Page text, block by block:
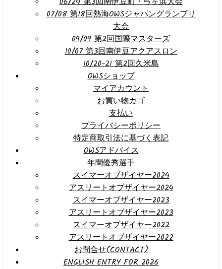
07/08 第18回熱海OWSジャパングランプリ
大会
09/09 第2回国際マスターズ
10/07 第3回南伊豆アクアスロン
10/20-21 第2回久米島
OWSショップ
マイアカウント
お買い物カゴ
支払い
プライバシーポリシー
特定商取引法に基づく表記
OWSアドバイス
年間優秀選手
スイマーオブザイヤー2024
アスリートオブザイヤー2024
スイマーオブザイヤー2023
アスリートオブザイヤー2023
スイマーオブザイヤー2022
アスリートオブザイヤー2022
お問合せ(CONTACT)
ENGLISH ENTRY FOR 2026